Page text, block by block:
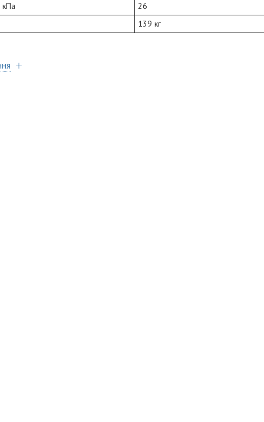
кПа
26
139 кг